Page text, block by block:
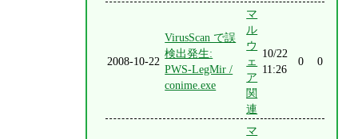
2008-10-22
VirusScan で誤
検出発生:
PWS-LegMir /
conime.exe
マ
ル
ウ
ェ
ア
関
連
10/22
11:26
0 0
マ